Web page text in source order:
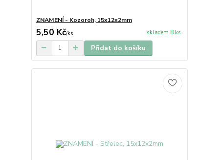
ZNAMENÍ - Kozoroh, 15x12x2mm
5,50 Kč/ks skladem 8 ks
Přidat do košíku